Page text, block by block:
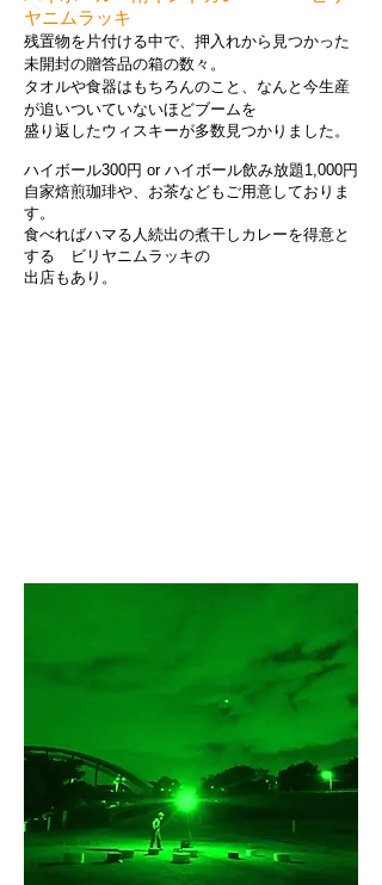
ヤニムラッキ
残置物を片付ける中で、押入れから見つかった
未開封の贈答品の箱の数々。
タオルや食器はもちろんのこと、なんと今生産
が追いついていないほどブームを
盛り返したウィスキーが多数見つかりました。
ハイボール300円 or ハイボール飲み放題1,000円
自家焙煎珈琲や、お茶などもご用意しておりま
す。
食べればハマる人続出の煮干しカレーを得意と
する ビリヤニムラッキの
出店もあり。